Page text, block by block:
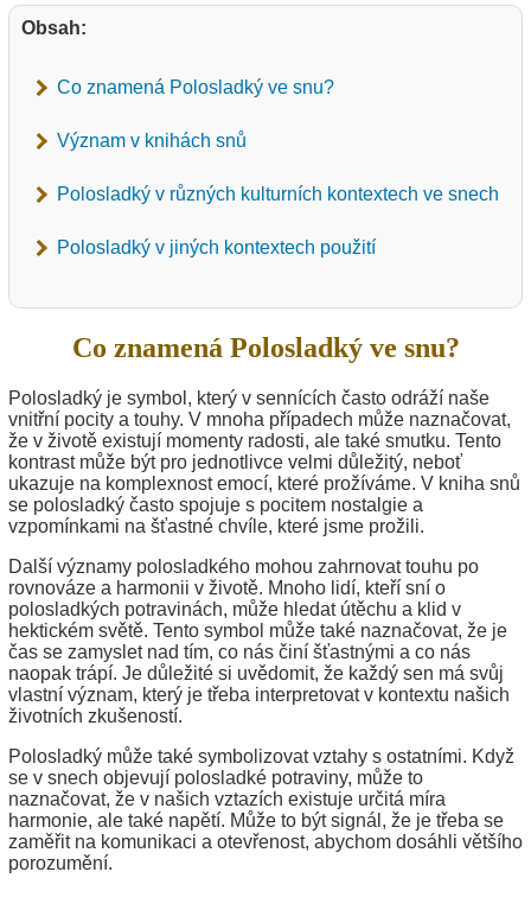
Obsah:
Co znamená Polosladký ve snu?
Význam v knihách snů
Polosladký v různých kulturních kontextech ve snech
Polosladký v jiných kontextech použití
Co znamená Polosladký ve snu?
Polosladký je symbol, který v sennících často odráží naše
vnitřní pocity a touhy. V mnoha případech může naznačovat,
že v životě existují momenty radosti, ale také smutku. Tento
kontrast může být pro jednotlivce velmi důležitý, neboť
ukazuje na komplexnost emocí, které prožíváme. V kniha snů
se polosladký často spojuje s pocitem nostalgie a
vzpomínkami na šťastné chvíle, které jsme prožili.
Další významy polosladkého mohou zahrnovat touhu po
rovnováze a harmonii v životě. Mnoho lidí, kteří sní o
polosladkých potravinách, může hledat útěchu a klid v
hektickém světě. Tento symbol může také naznačovat, že je
čas se zamyslet nad tím, co nás činí šťastnými a co nás
naopak trápí. Je důležité si uvědomit, že každý sen má svůj
vlastní význam, který je třeba interpretovat v kontextu našich
životních zkušeností.
Polosladký může také symbolizovat vztahy s ostatními. Když
se v snech objevují polosladké potraviny, může to
naznačovat, že v našich vztazích existuje určitá míra
harmonie, ale také napětí. Může to být signál, že je třeba se
zaměřit na komunikaci a otevřenost, abychom dosáhli většího
porozumění.